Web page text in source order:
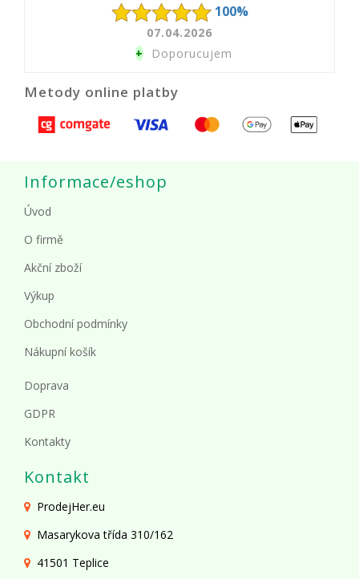
100%
07.04.2026
+Doporucujem
Metody online platby
Informace/eshop
Úvod
O firmě
Akční zboží
Výkup
Obchodní podmínky
Nákupní košík
Doprava
GDPR
Kontakty
Kontakt
ProdejHer.eu
Masarykova třída 310/162
41501 Teplice